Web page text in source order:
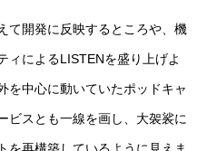
て開発に反映するところや、機
ィによるLISTENを盛り上げよ
を中心に動いていたポッドキャ
ビスとも一線を画し、大袈裟に